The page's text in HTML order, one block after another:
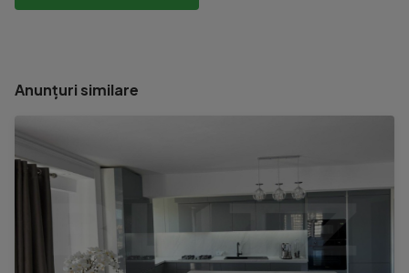
Anunțuri similare